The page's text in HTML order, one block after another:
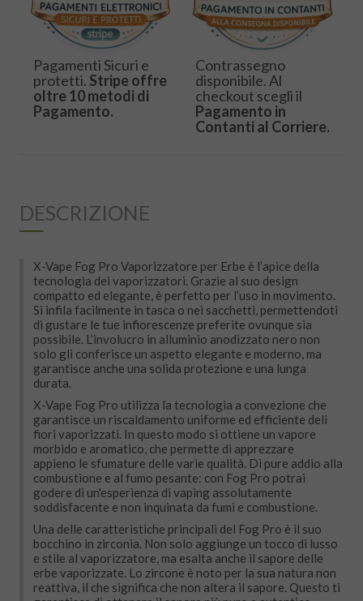
Pagamenti Sicuri e
protetti. Stripe offre
oltre 10 metodi di
Pagamento.
Contrassegno
disponibile. Al
checkout scegli il
Pagamento in
Contanti al Corriere.
DESCRIZIONE
X-Vape Fog Pro Vaporizzatore per Erbe è l’apice della
tecnologia dei vaporizzatori. Grazie al suo design
compatto ed elegante, è perfetto per l’uso in movimento.
Si infila facilmente in tasca o nei sacchetti, permettendoti
di gustare le tue infiorescenze preferite ovunque sia
possibile. L’involucro in alluminio anodizzato nero non
solo gli conferisce un aspetto elegante e moderno, ma
garantisce anche una solida protezione e una lunga
durata.
X-Vape Fog Pro utilizza la tecnologia a convezione che
garantisce un riscaldamento uniforme ed efficiente deli
fiori vaporizzati. In questo modo si ottiene un vapore
morbido e aromatico, che permette di apprezzare
appieno le sfumature delle varie qualità. Dì pure addio alla
combustione e al fumo pesante: con Fog Pro potrai
godere di un'esperienza di vaping assolutamente
soddisfacente e non inquinata da fumi e combustione.
Una delle caratteristiche principali del Fog Pro è il suo
bocchino in zirconia. Non solo aggiunge un tocco di lusso
e stile al vaporizzatore, ma esalta anche il sapore delle
erbe vaporizzate. Lo zircone è noto per la sua natura non
reattiva, il che significa che non altera il sapore. Questo ti